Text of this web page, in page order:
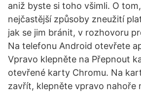
aniž byste si toho všimli. O
nejčastější způsoby zneužití
jak se jim bránit, v rozhovoru
Na telefonu Android otevřete
Vpravo klepněte na Přepnout
otevřené karty Chromu. Na
zavřít, klepněte vpravo nahoře